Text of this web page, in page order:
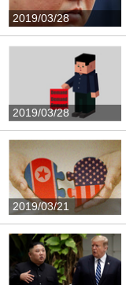
2019/03/28
2019/03/28
2019/03/21